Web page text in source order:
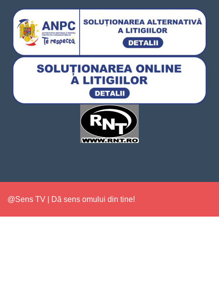
@Sens TV | Dă sens omului din tine!